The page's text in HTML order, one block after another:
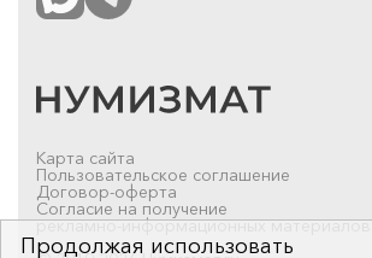
Карта сайта
Пользовательское соглашение
Договор-оферта
Согласие на получение
рекламно-информационных материалов
Продолжая использовать